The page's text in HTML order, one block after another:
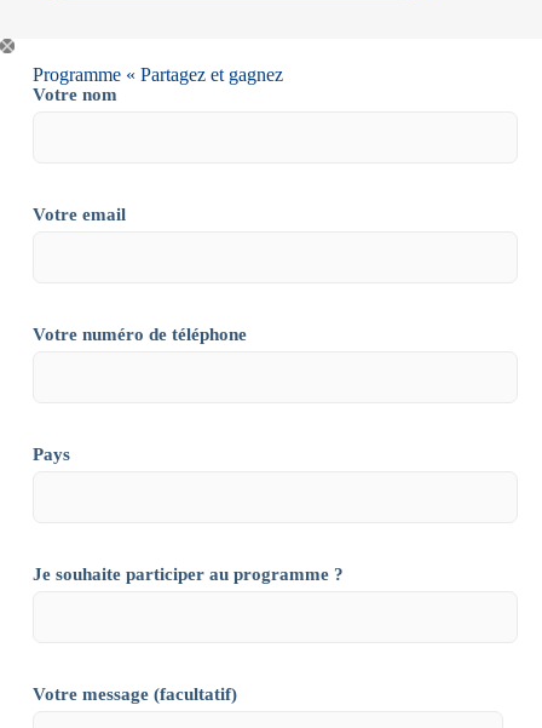
Programme « Partagez et gagnez
Votre nom
Votre email
Votre numéro de téléphone
Pays
Je souhaite participer au programme ?
Votre message (facultatif)